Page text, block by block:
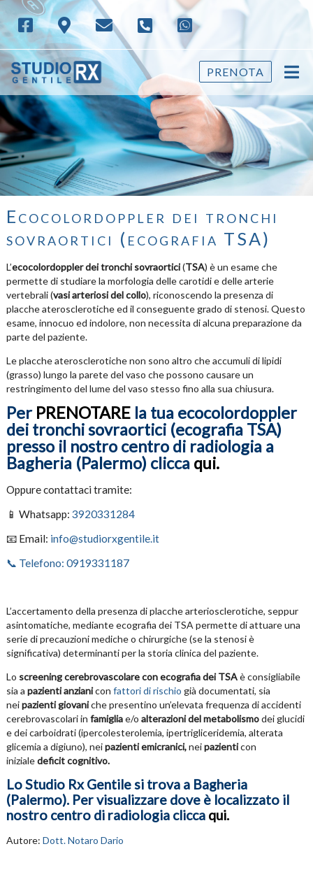
PRENOTA
Ecocolordoppler dei tronchi
sovraortici (ecografia TSA)
L’ecocolordoppler dei tronchi sovraortici(TSA) è un esame che
permette di studiare la morfologia delle carotidi e delle arterie
vertebrali (vasi arteriosi del collo), riconoscendo la presenza di
placche aterosclerotiche ed il conseguente grado di stenosi. Questo
esame, innocuo ed indolore, non necessita di alcuna preparazione da
parte del paziente.
Le placche aterosclerotiche non sono altro che accumuli di lipidi
(grasso) lungo la parete del vaso che possono causare un
restringimento del lume del vaso stesso fino alla sua chiusura.
Per PRENOTAREla tua ecocolordoppler
dei tronchi sovraortici (ecografia TSA)
presso il nostro centro di radiologia a
Bagheria (Palermo) clicca qui.
Oppure contattaci tramite:
📱 Whatsapp: 3920331284
📧 Email: info@studiorxgentile.it
📞 Telefono: 0919331187
L’accertamento della presenza di placche arteriosclerotiche, seppur
asintomatiche, mediante ecografia dei TSA permette di attuare una
serie di precauzioni mediche o chirurgiche (se la stenosi è
significativa) determinanti per la storia clinica del paziente.
Lo screening cerebrovascolare con ecografia dei TSAè consigliabile
sia a pazienti anzianicon fattori di rischio già documentati, sia
neipazienti giovaniche presentino un’elevata frequenza di accidenti
cerebrovascolari in famigliae/o alterazioni del metabolismodei glucidi
e dei carboidrati (ipercolesterolemia, ipertrigliceridemia, alterata
glicemia a digiuno), neipazienti emicranici,neipazienticon
inizialedeficit cognitivo.
Lo Studio Rx Gentile si trova a Bagheria
(Palermo). Per visualizzare dove è localizzato il
nostro centro di radiologia clicca qui.
Autore: Dott. Notaro Dario